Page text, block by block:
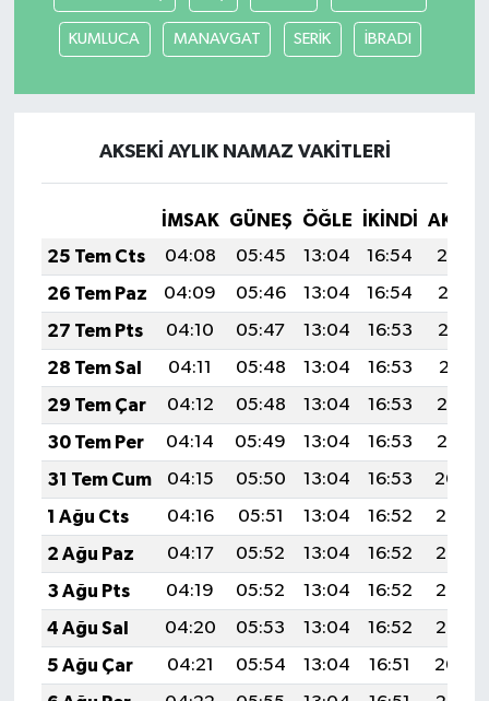
KUMLUCA MANAVGAT SERİK İBRADI
AKSEKİ AYLIK NAMAZ VAKITLERI
İMSAK GÜNEŞ ÖĞLE İKINDI
25 Tem Cts
04:08 05:45 13:04 16:54
20:14
26 Tem Paz
04:09 05:46 13:04 16:54
20:13
27 Tem Pts
04:10 05:47 13:04 16:53
20:12
28 Tem Sal
04:11 05:48 13:04 16:53
20:11
29 Tem Çar
04:12 05:48 13:04 16:53
20:10
30 Tem Per
04:14 05:49 13:04 16:53
20:10
31 Tem Cum
04:15 05:50 13:04 16:53
20:09
1 Ağu Cts
04:16 05:51 13:04 16:52
20:08
2 Ağu Paz
04:17 05:52 13:04 16:52
20:07
3 Ağu Pts
04:19 05:52 13:04 16:52
20:06
4 Ağu Sal
04:20 05:53 13:04 16:52
20:05
5 Ağu Çar
04:21 05:54 13:04 16:51
20:04